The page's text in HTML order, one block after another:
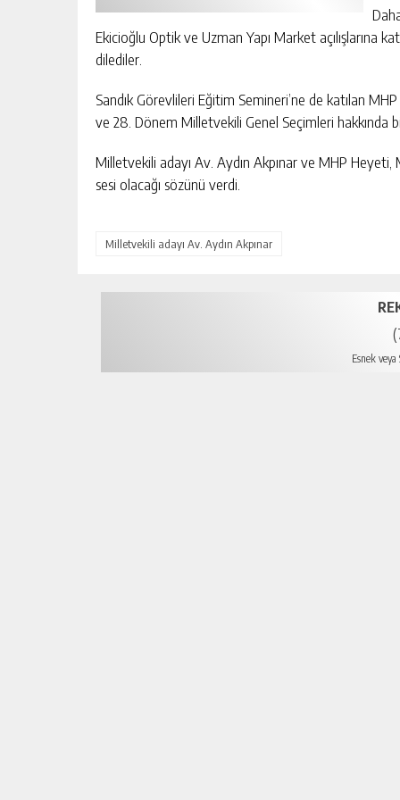
Ekicioğlu Optik ve Uzman Yapı Market açılışlarına
dilediler.
Sandık Görevlileri Eğitim Semineri’ne de katılan
ve 28. Dönem Milletvekili Genel Seçimleri hakkında
Milletvekili adayı Av. Aydın Akpınar ve MHP Heyeti,
sesi olacağı sözünü verdi.
Milletvekili adayı Av. Aydın Akpınar
Esnek